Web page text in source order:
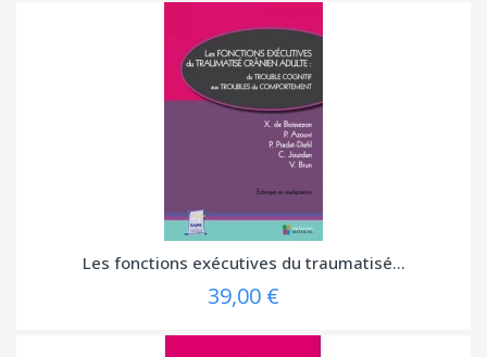
Les fonctions exécutives du traumatisé...
39,00 €